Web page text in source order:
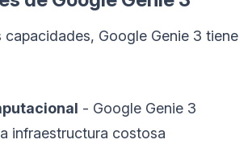
capacidades, Google Genie 3 tiene
- Google Genie 3
infraestructura costosa